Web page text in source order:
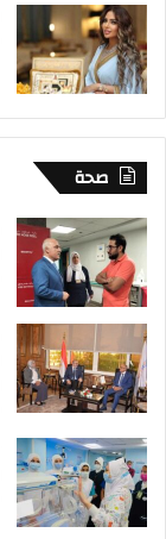
صحة